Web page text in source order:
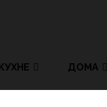
ДОМА